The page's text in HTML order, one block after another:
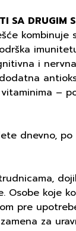
SA DRUGIM
kombinuje
i
–
dnevno,
Osobe koje
pre
za